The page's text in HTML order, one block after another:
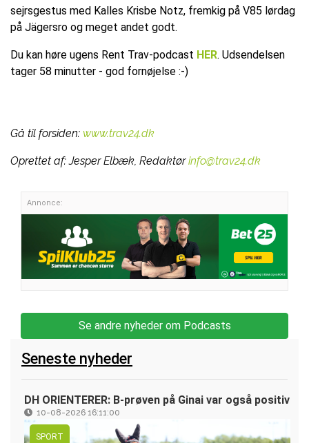
sejrsgestus med Kalles Krisbe Notz, fremkig på V85 lørdag
på Jägersro og meget andet godt.
Du kan høre ugens Rent Trav-podcast HER. Udsendelsen
tager 58 minutter - god fornøjelse :-)
Gå til forsiden: www.trav24.dk
Oprettet af:Jesper Elbæk, Redaktør info@trav24.dk
Annonce:
Se andre nyheder om Podcasts
Seneste nyheder
DH ORIENTERER: B-prøven på Ginai var også positiv
10-08-2026 16:11:00
SPORT